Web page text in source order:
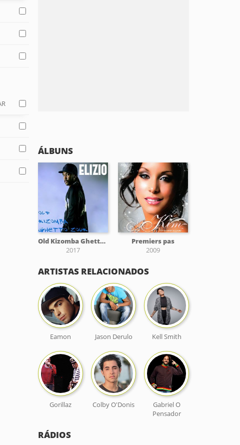
ÁLBUNS
Old Kizomba Ghetto Zouk
2017
Premiers pas
2009
ARTISTAS RELACIONADOS
Eamon Jason Derulo Kell Smith
Gorillaz Colby O'Donis
Gabriel O
Pensador
RÁDIOS